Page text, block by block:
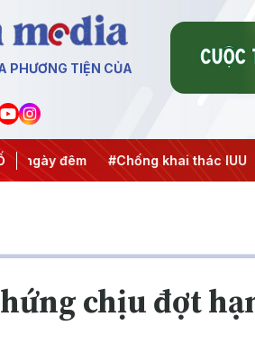
PHƯƠNG TIỆN CỦA
#Chống khai thác IUU #Căng
chịu đợt